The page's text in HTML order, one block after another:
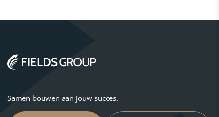
Samen bouwen aan jouw succes.